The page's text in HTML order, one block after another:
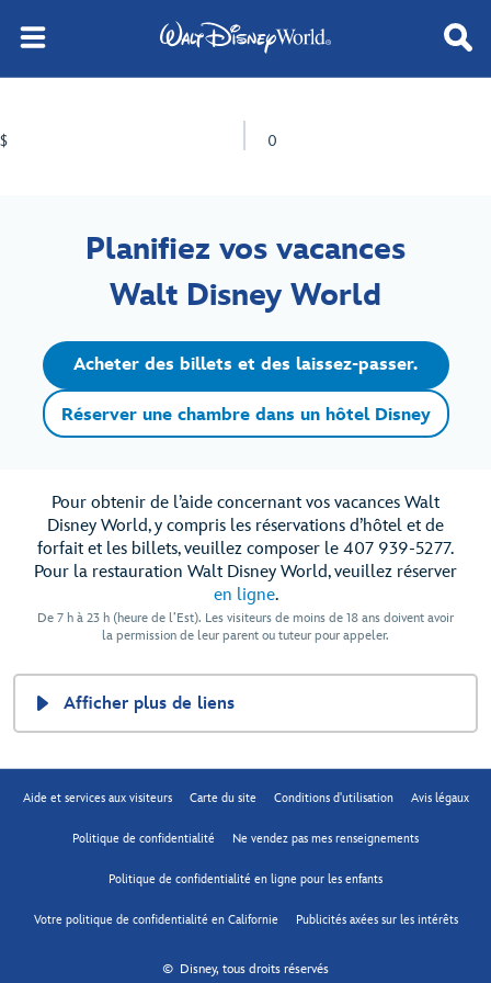
$ 0
Planifiez vos vacances
Walt Disney World
Acheter des billets et des laissez-passer.
Réserver une chambre dans un hôtel Disney
Pour obtenir de l’aide concernant vos vacances Walt
Disney World, y compris les réservations d’hôtel et de
forfait et les billets, veuillez composer le 407 939-5277.
Pour la restauration Walt Disney World, veuillez réserver
en ligne.
De 7 h à 23 h (heure de l’Est). Les visiteurs de moins de 18 ans doivent avoir
la permission de leur parent ou tuteur pour appeler.
Afficher plus de liens
Aide et services aux visiteurs Carte du site Conditions d'utilisation Avis légaux
Politique de confidentialité Ne vendez pas mes renseignements
Politique de confidentialité en ligne pour les enfants
Votre politique de confidentialité en Californie Publicités axées sur les intérêts
© Disney, tous droits réservés